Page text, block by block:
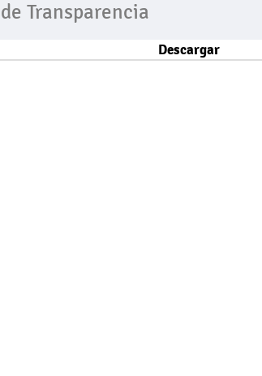
Transparencia
Descargar